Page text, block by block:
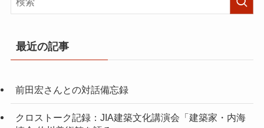
最近の記事
前田宏さんとの対話備忘録
クロストーク記録：JIA建築文化講演会「建築家・内海